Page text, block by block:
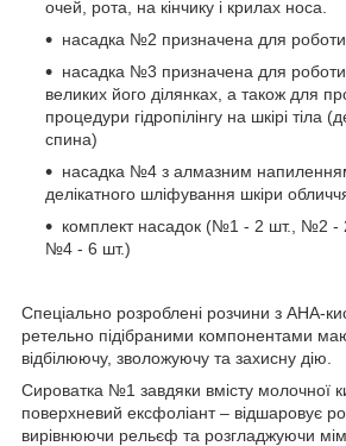
очей, рота, на кінчику і крилах носа.
насадка №2 призначена для
насадка №3 призначена для
великих його ділянках, а також для
процедури гідропілінгу на шкірі тіла
спина)
насадка №4 з алмазним
делікатного шліфування шкіри обличчя
комплект насадок (№1 - 2 шт., №2 -
№4 - 6 шт.)
Спеціально розроблені розчини з АНА-
ретельно підібраними компонентами
відбілюючу, зволожуючу та захисну дію.
Сироватка №1 завдяки вмісту молочної
поверхневий ексфоліант – відшаровує
вирівнюючи рельєф та розгладжуючи